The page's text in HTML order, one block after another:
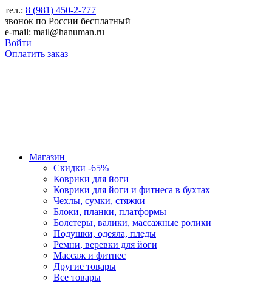
тел.: 8 (981) 450-2-777
звонок по России бесплатный
e-mail: mail@hanuman.ru
Войти
Оплатить заказ
Магазин
Скидки -65%
Коврики для йоги
Коврики для йоги и фитнеса в бухтах
Чехлы, сумки, стяжки
Блоки, планки, платформы
Болстеры, валики, массажные ролики
Подушки, одеяла, пледы
Ремни, веревки для йоги
Массаж и фитнес
Другие товары
Все товары